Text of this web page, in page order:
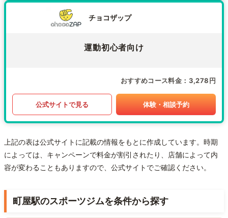
チョコザップ
運動初心者向け
おすすめコース料金 3,278円
公式サイトで見る 体験・相談予約
上記の表は公式サイトに記載の情報をもとに作成しています。時期
によっては、キャンペーンで料金が割引されたり、店舗によって内
容が変わることもありますので、公式サイトでご確認ください。
町屋駅のスポーツジムを条件から探す